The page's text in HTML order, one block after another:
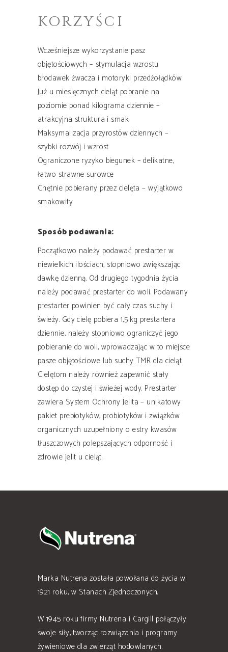
KORZYŚCI
Wcześniejsze wykorzystanie pasz
objętościowych – stymulacja wzrostu
brodawek żwacza i motoryki przedżołądków
Już u miesięcznych cieląt pobranie na
poziomie ponad kilograma dziennie –
atrakcyjna struktura i smak
Maksymalizacja przyrostów dziennych –
szybki rozwój i wzrost
Ograniczone ryzyko biegunek – delikatne,
łatwo strawne surowce
Chętnie pobierany przez cielęta – wyjątkowo
smakowity
Sposób podawania:
Początkowo należy podawać prestarter w
niewielkich ilościach, stopniowo zwiększając
dawkę dzienną. Od drugiego tygodnia życia
należy podawać prestarter do woli. Podawany
prestarter powinien być cały czas suchy i
świeży. Gdy cielę pobiera 1,5 kg prestartera
dziennie, należy stopniowo ograniczyć jego
pobieranie do woli, wprowadzając w to miejsce
pasze objętościowe lub suchy TMR dla cieląt.
Cielętom należy również zapewnić stały
dostęp do czystej i świeżej wody. Prestarter
zawiera System Ochrony Jelita – unikatowy
pakiet prebiotyków, probiotyków i związków
organicznych uzupełniony o estry kwasów
tłuszczowych polepszających odporność i
zdrowie jelit u cieląt.
Marka Nutrena została powołana do życia w
1921 roku, w Stanach Zjednoczonych.
W 1945 roku firmy Nutrena i Cargill połączyły
swoje siły, tworząc rozwiązania i programy
żywieniowe dla zwierząt hodowlanych.